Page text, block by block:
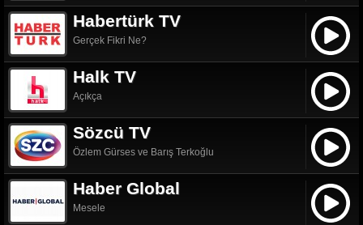
Habertürk TV
Gerçek Fikri Ne?
Halk TV
Açıkça
Sözcü TV
Özlem Gürses ve Barış Terkoğlu
Haber Global
Mesele